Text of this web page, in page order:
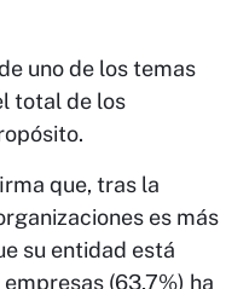
uno de los temas
total de los
que, tras la
es más
su entidad está
(63,7%) ha